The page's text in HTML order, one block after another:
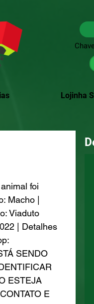
Lojinha
foi
Macho |
Viaduto
| Detalhes
SENDO
ESTEJA
E